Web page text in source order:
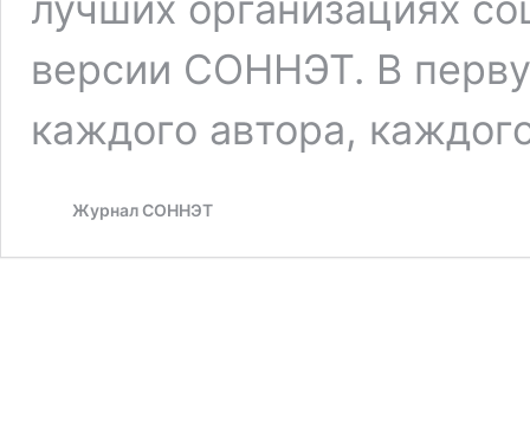
версии СОННЭТ. В
каждого автора,
Журнал СОННЭТ